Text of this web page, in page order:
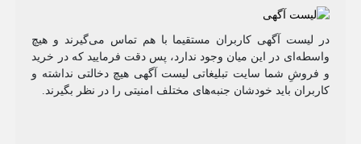
در لیست آگهی کاربران مستقیما با هم تماس می‌گیرند و هیچ
واسطه‌ای در این میان وجود ندارد، پس دقت فرمایید که در خرید
و فروشِ شما سایت تبلیغاتی لیست آگهی هیچ دخالتی نداشته و
کاربران باید خودشان جنبه‌های مختلف امنیتی را در نظر بگیرند.